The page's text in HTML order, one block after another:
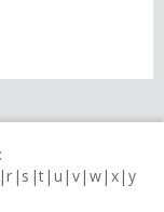
r s t u v w x y